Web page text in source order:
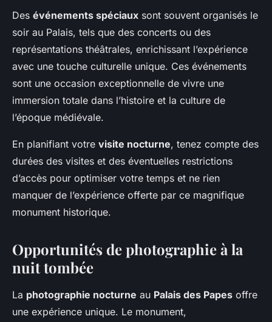
Des événements spéciaux sont souvent organisés le
soir au Palais, tels que des concerts ou des
représentations théâtrales, enrichissant l’expérience
avec une touche culturelle unique. Ces événements
sont une occasion exceptionnelle de vivre une
immersion totale dans l’histoire et la culture de
l’époque médiévale.
En planifiant votre visite nocturne, tenez compte des
durées des visites et des éventuelles restrictions
d’accès pour optimiser votre temps et ne rien
manquer de l’expérience offerte par ce magnifique
monument historique.
Opportunités de photographie à la
nuit tombée
La photographie nocturne au Palais des Papes offre
une expérience unique. Le monument,